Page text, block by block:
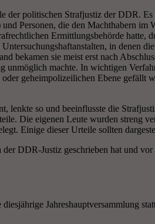
der politischen Strafjustiz der DDR. Es
Personen, die den Machthabern im
Ermittlungsbehörde hatte,
in denen
bekamen sie meist erst nach
unmöglich machte. In wichtigen
geheimpolizeilichen Ebene gefällt
lenkte so und beeinflusste die
Die eigenen Leute wurden streng
Einige dieser Urteile sollten
DDR-Justiz geschrieben hat und
Jahreshauptversammlung